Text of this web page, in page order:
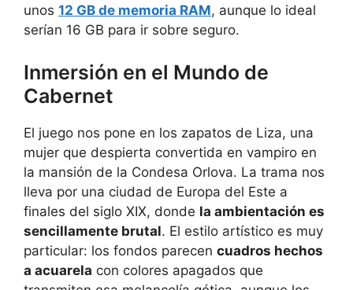
unos 12 GB de memoria RAM, aunque lo ideal
serían 16 GB para ir sobre seguro.
Inmersión en el Mundo de
Cabernet
El juego nos pone en los zapatos de Liza, una
mujer que despierta convertida en vampiro en
la mansión de la Condesa Orlova. La trama nos
lleva por una ciudad de Europa del Este a
finales del siglo XIX, donde la ambientación es
sencillamente brutal. El estilo artístico es muy
particular: los fondos parecen cuadros hechos
a acuarela con colores apagados que